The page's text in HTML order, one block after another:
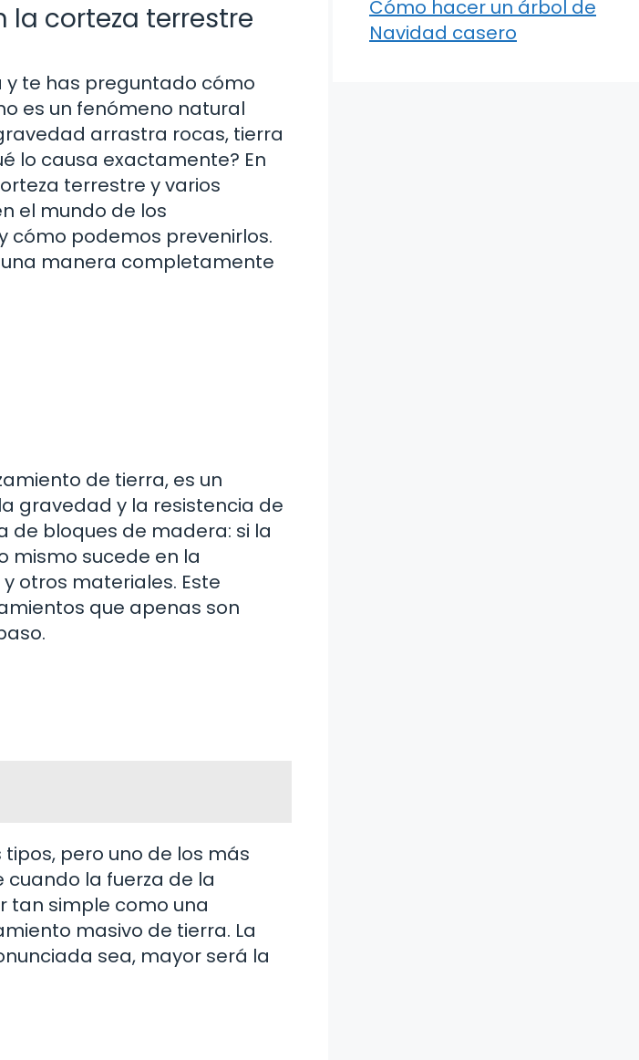
la corteza terrestre
y te has preguntado cómo
es un fenómeno natural
arrastra rocas, tierra
lo causa exactamente? En
terrestre y varios
el mundo de los
cómo podemos prevenirlos.
manera completamente
de tierra, es un
gravedad y la resistencia de
de bloques de madera: si la
mismo sucede en la
otros materiales. Este
que apenas son
pero uno de los más
la fuerza de la
tan simple como una
masivo de tierra. La
sea, mayor será la
Cómo hacer un árbol de
Navidad casero